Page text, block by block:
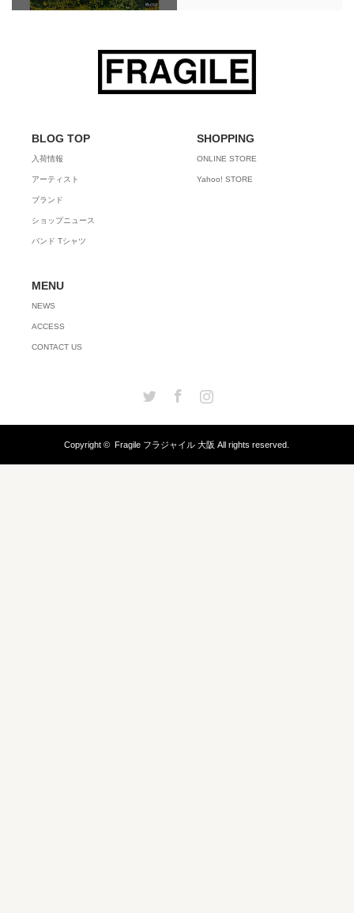
BLOG TOP
入荷情報
アーティスト
ブランド
ショップニュース
バンド Tシャツ
SHOPPING
ONLINE STORE
Yahoo! STORE
MENU
NEWS
ACCESS
CONTACT US
Twitter Facebook
Copyright ©Fragile フラジャイル 大阪 All rights reserved.